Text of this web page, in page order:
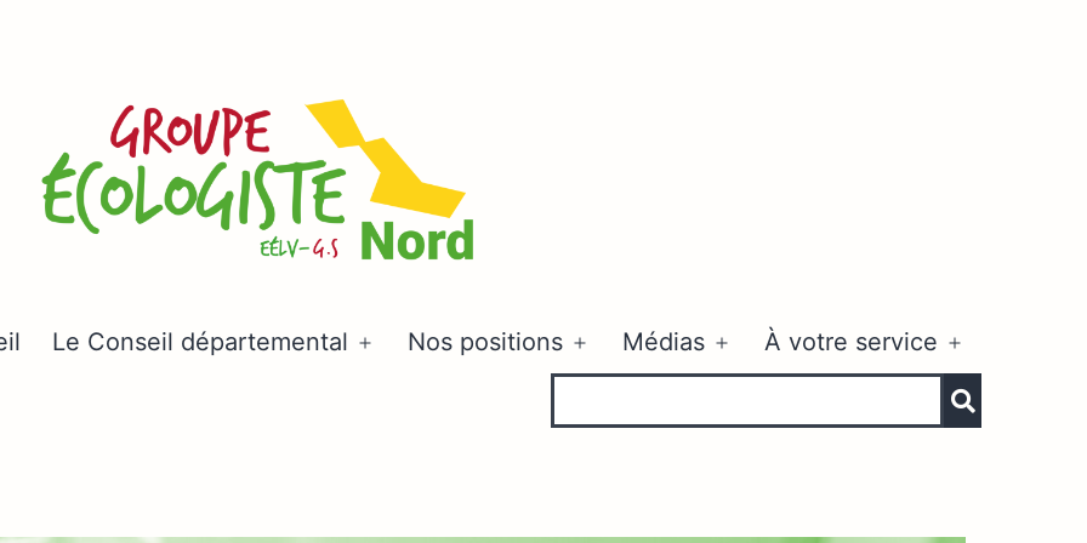
Le Conseil départemental
Ouvrir
Nos positions
Ouvrir
menu
Médias
Ouvrir
menu
À votre service
le
menu